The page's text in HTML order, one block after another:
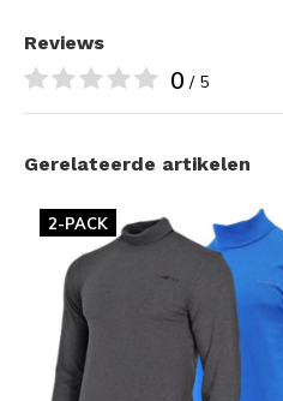
Reviews
0 / 5
Gerelateerde artikelen
2-PACK